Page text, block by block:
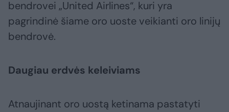
bendrovei „United Airlines“, kuri yra
pagrindinė šiame oro uoste veikianti oro linijų
bendrovė.
Daugiau erdvės keleiviams
Atnaujinant oro uostą ketinama pastatyti